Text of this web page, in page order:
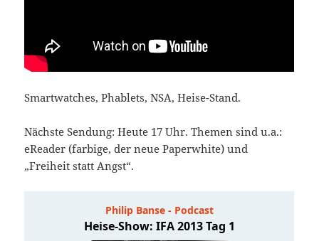
Smartwatches, Phablets, NSA, Heise-Stand.
Nächste Sendung: Heute 17 Uhr. Themen sind u.a.:
eReader (farbige, der neue Paperwhite) und
„Freiheit statt Angst“.